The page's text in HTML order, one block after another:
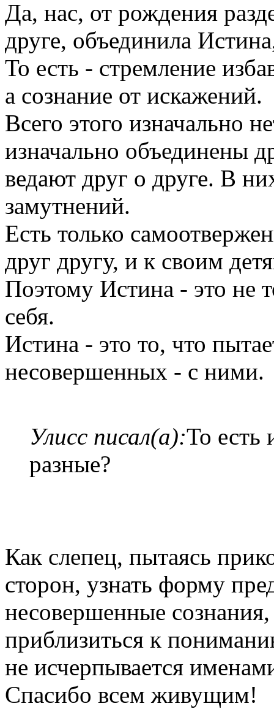
Да, нас, от рождения
друге, объединила
То есть - стремление
а сознание от искажений.
Всего этого изначально
изначально объединены
ведают друг о друге. В
замутнений.
Есть только
друг другу, и к своим
Поэтому Истина - это не
себя.
Истина - это то, что
несовершенных - с ними.
Улисс писал(а):То есть
разные?
Как слепец, пытаясь
сторон, узнать форму
несовершенные
приблизиться к
не исчерпывается
Спасибо всем живущим!